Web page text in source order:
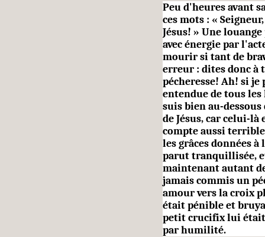
Peu d'heures avant
ces mots : «
Jésus! » Une
avec énergie par
mourir si tant de
erreur : dites donc à
pécheresse! Ah! si je
entendue de tous les
suis bien au-
de Jésus, car celui-
compte aussi
les grâces données
parut tranquillisée,
maintenant autant
jamais commis un
amour vers la croix
était pénible et
petit crucifix lui était
par humilité.